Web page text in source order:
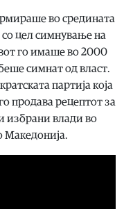
во средината
со цел симнување на
го имаше во 2000
симнат од власт.
партија која
продава рецептот за
избрани влади во
Македонија.